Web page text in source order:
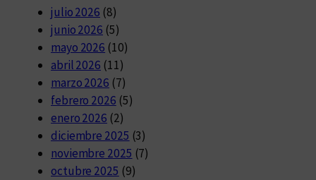
julio 2026 (8)
junio 2026 (5)
mayo 2026 (10)
abril 2026 (11)
marzo 2026 (7)
febrero 2026 (5)
enero 2026 (2)
diciembre 2025 (3)
noviembre 2025 (7)
octubre 2025 (9)